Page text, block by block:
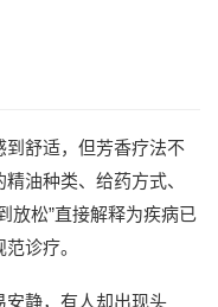
舒适，但芳香疗法不
油种类、给药方式、
放松”直接解释为疾病已
诊疗。
安静，有人却出现头